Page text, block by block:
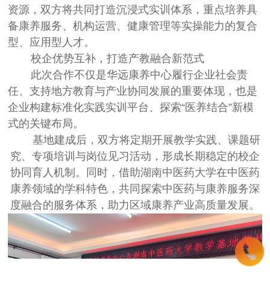
资源，双方将共同打造沉浸式实训体系，重点培养具
备康养服务、机构运营、健康管理等实操能力的复合
型、应用型人才。
校企优势互补，打造产教融合新范式
此次合作不仅是华远康养中心履行企业社会责
任、支持地方教育与产业协同发展的重要体现，也是
企业构建标准化实践实训平台、探索“医养结合”新模
式的关键布局。
基地建成后，双方将定期开展教学实践、课题研
究、专项培训与岗位见习活动，形成长期稳定的校企
协同育人机制。同时，借助湖南中医药大学在中医药
康养领域的学科特色，共同探索中医药与康养服务深
度融合的服务体系，助力区域康养产业高质量发展。